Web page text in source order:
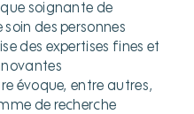
soignante de
soin des personnes
des expertises fines et
évoque, entre autres,
de recherche